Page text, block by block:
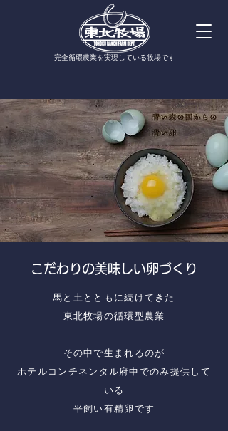
​完全循環農業を実現している牧場です
こだわりの美味しい卵づくり
馬と土とともに続けてきた
東北牧場の循環型農業
その中で生まれるのが
ホテルコンチネンタル府中でのみ提供して
いる
平飼い有精卵です